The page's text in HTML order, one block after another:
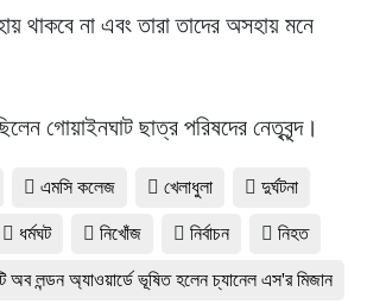
থাকবে না এবং তারা তাদের অসহায় মনে
গোয়াইনঘাট ছাত্র পরিষদের নেতৃবৃন্দ।
এমসি কলেজ খেলাধুলা দুর্ঘটনা
ধর্মঘট নিখোঁজ নির্বাচন নিহত
অব লন্ডন অ্যাওয়ার্ডে ভূষিত হলেন চ্যানেল এস'র মিজান